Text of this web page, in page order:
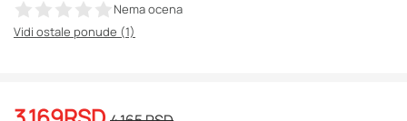
Nema ocena
Vidi ostale ponude (1)